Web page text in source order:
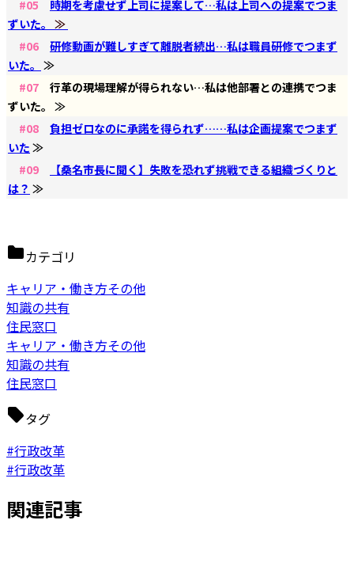
#05
時期を考慮せず上司に提案して…私は上司への提案でつま
ずいた。 ≫
#06
研修動画が難しすぎて離脱者続出…私は職員研修でつまず
いた。 ≫
#07
行革の現場理解が得られない…私は他部署との連携でつま
ずいた。 ≫
#08
負担ゼロなのに承諾を得られず……私は企画提案でつまず
いた ≫
#09
【桑名市長に聞く】失敗を恐れず挑戦できる組織づくりと
は？ ≫
カテゴリ
キャリア・働き方その他
知識の共有
住民窓口
キャリア・働き方その他
知識の共有
住民窓口
タグ
#行政改革
#行政改革
関連記事